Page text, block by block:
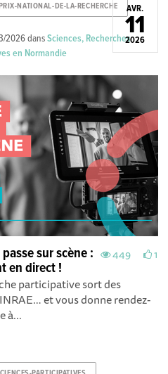
NATIONAL-DE-LA-RECHERCHE
2026dansSciences, Recherches
en Normandie
AVR.
11
2026
449 1
sur scène :
en direct !
participative sort des
et vous donne rendez-
à...